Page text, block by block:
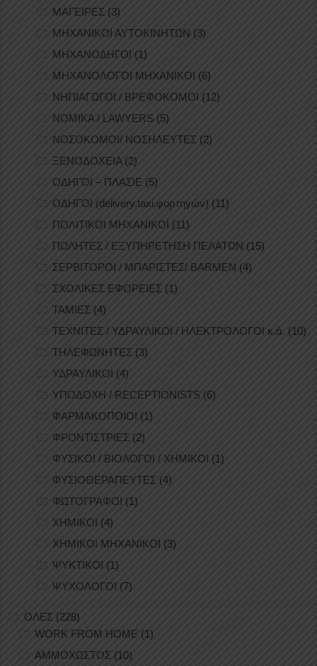
ΜΑΓΕΙΡΕΣ (3)
ΜΗΧΑΝΙΚΟΙ ΑΥΤΟΚΙΝΗΤΩΝ (3)
ΜΗΧΑΝΟΔΗΓΟΙ (1)
ΜΗΧΑΝΟΛΟΓΟΙ ΜΗΧΑΝΙΚΟΙ (6)
ΝΗΠΙΑΓΩΓΟΙ / ΒΡΕΦΟΚΟΜΟΙ (12)
ΝΟΜΙΚΑ / LAWYERS (5)
ΝΟΣΟΚΟΜΟΙ/ ΝΟΣΗΛΕΥΤΕΣ (2)
ΞΕΝΟΔΟΧΕΙΑ (2)
ΟΔΗΓΟΙ – ΠΛΑΣΙΕ (5)
ΟΔΗΓΟΙ (delivery,taxi,φορτηγών) (11)
ΠΟΛΙΤΙΚΟΙ ΜΗΧΑΝΙΚΟΙ (11)
ΠΩΛΗΤΕΣ / ΕΞΥΠΗΡΕΤΗΣΗ ΠΕΛΑΤΩΝ (15)
ΣΕΡΒΙΤΟΡΟΙ / ΜΠΑΡΙΣΤΕΣ/ BARMEN (4)
ΣΧΟΛΙΚΕΣ ΕΦΟΡΕΙΕΣ (1)
ΤΑΜΙΕΣ (4)
ΤΕΧΝΙΤΕΣ / ΥΔΡΑΥΛΙΚΟΙ / ΗΛΕΚΤΡΟΛΟΓΟΙ κ.ά. (10)
ΤΗΛΕΦΩΝΗΤΕΣ (3)
ΥΔΡΑΥΛΙΚΟΙ (4)
ΥΠΟΔΟΧΗ / RECEPTIONISTS (6)
ΦΑΡΜΑΚΟΠΟΙΟΙ (1)
ΦΡΟΝΤΙΣΤΡΙΕΣ (2)
ΦΥΣΙΚΟΙ / ΒΙΟΛΟΓΟΙ / ΧΗΜΙΚΟΙ (1)
ΦΥΣΙΟΘΕΡΑΠΕΥΤΕΣ (4)
ΦΩΤΟΓΡΑΦΟΙ (1)
ΧΗΜΙΚΟΙ (4)
ΧΗΜΙΚΟΙ ΜΗΧΑΝΙΚΟΙ (3)
ΨΥΚΤΙΚΟΙ (1)
ΨΥΧΟΛΟΓΟΙ (7)
ΟΛΕΣ (228)
WORK FROM HOME (1)
ΑΜΜΟΧΩΣΤΟΣ (10)